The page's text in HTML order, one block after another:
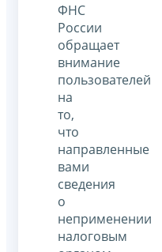
ФНС
России
обращает
внимание
пользователей
на
то,
что
направленные
вами
сведения
о
неприменении
налоговым